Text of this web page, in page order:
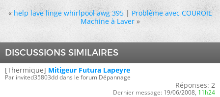
« help lave linge whirlpool awg 395|Problème avec COUROIE
Machine à Laver »
DISCUSSIONS SIMILAIRES
[Thermique] Mitigeur Futura Lapeyre
Par invited35803dd dans le forum Dépannage
Réponses: 2
Dernier message: 19/06/2008, 11h24